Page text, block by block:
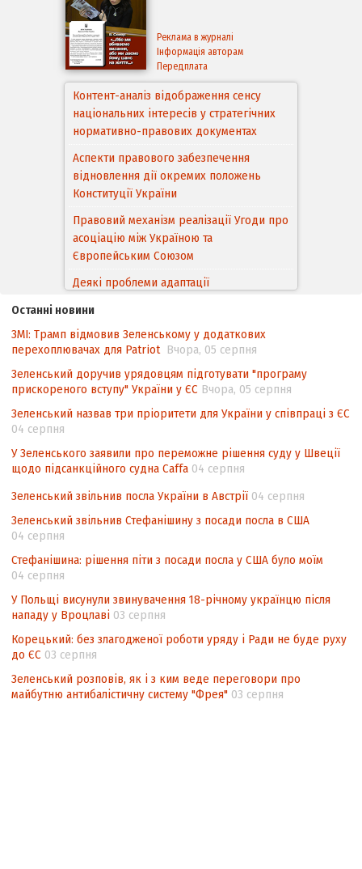
Реклама в журналі
Інформація авторам
Передплата
Контент-аналіз відображення сенсу
національних інтересів у стратегічних
нормативно-правових документах
Аспекти правового забезпечення
відновлення дії окремих положень
Конституції України
Правовий механізм реалізації Угоди про
асоціацію між Україною та
Європейським Cоюзом
Деякі проблеми адаптації
походження товарів відповідно до
Угоди про торговельні аспекти прав
інтелектуальної власності (TRIPS) у
контексті євроінтеграції
Аналіз виборчого законодавства щодо
невизначеності механізму повторного
Інформаційна безпека суспільства
Останні новини
ЗМІ: Трамп відмовив Зеленському у додаткових
перехоплювачах для Patriot Вчора, 05 серпня
Зеленський доручив урядовцям підготувати "програму
прискореного вступу" України у ЄС Вчора, 05 серпня
Зеленський назвав три пріоритети для України у співпраці з ЄС
04 серпня
У Зеленського заявили про переможне рішення суду у Швеції
щодо підсанкційного судна Caffa 04 серпня
Зеленський звільнив посла України в Австрії 04 серпня
Зеленський звільнив Стефанішину з посади посла в США
04 серпня
Стефанішина: рішення піти з посади посла у США було моїм
04 серпня
У Польщі висунули звинувачення 18-річному українцю після
нападу у Вроцлаві 03 серпня
Корецький: без злагодженої роботи уряду і Ради не буде руху
до ЄС 03 серпня
Зеленський розповів, як і з ким веде переговори про
майбутню антибалістичну систему "Фрея" 03 серпня